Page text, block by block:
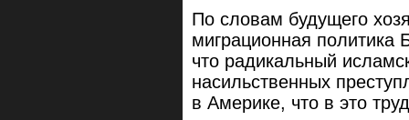
По словам будущего
миграционная политика
что радикальный
насильственных
в Америке, что в это